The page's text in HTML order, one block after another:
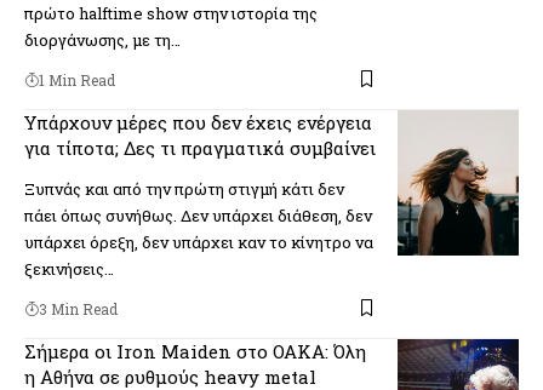
πρώτο halftime show στην ιστορία της
διοργάνωσης, με τη…
1 Min Read
Υπάρχουν μέρες που δεν έχεις ενέργεια
για τίποτα; Δες τι πραγματικά συμβαίνει
Ξυπνάς και από την πρώτη στιγμή κάτι δεν
πάει όπως συνήθως. Δεν υπάρχει διάθεση, δεν
υπάρχει όρεξη, δεν υπάρχει καν το κίνητρο να
ξεκινήσεις…
3 Min Read
Σήμερα οι Iron Maiden στο ΟΑΚΑ: Όλη
η Αθήνα σε ρυθμούς heavy metal